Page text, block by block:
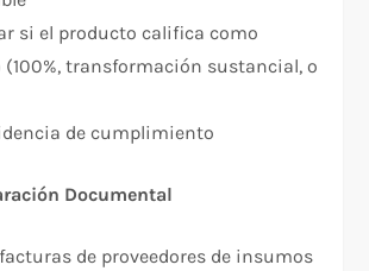
si el producto califica como
transformación sustancial, o
de cumplimiento
Documental
de proveedores de insumos